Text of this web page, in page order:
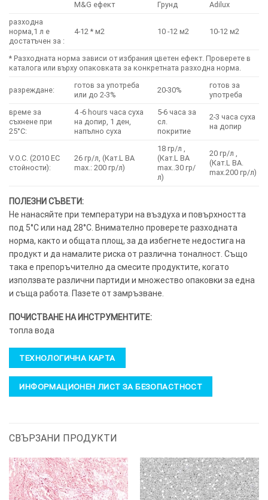
M&G ефект Грунд
Adilux
разходна
норма,1 л е
достатъчен за :
4-12 * м2 10 -12 м2 10-12 м2
* Разходната норма зависи от избрания цветен ефект. Проверете в
каталога или върху опаковката за конкретната разходна норма.
разреждане:
готов за употреба
или до 2-3%
20-30%
готов за
употреба
време за
съхнене при
25°C:
4 -6 hours часа суха
на допир, 1 ден,
напълно суха
5-6 часа за
сл.
покритие
2-3 часа суха
на допир
V.O.C. (2010 EC
стойности):
26 гр/л, (Кат.L BA
max.: 200 гр/л)
18 гр/л ,
(Кат.L BA
max..30 гр/
л)
20 гр/л ,
(Кат.L BA.
max.200 гр/л)
ПОЛЕЗНИ СЪВЕТИ:
Не нанасяйте при температури на въздуха и повърхността
под 5°C или над 28°C. Внимателно проверете разходната
норма, както и общата площ, за да избегнете недостига на
продукт и да намалите риска от различна тоналност. Също
така е препоръчително да смесите продуктите, когато
използвате различни партиди и множество опаковки за една
и съща работа. Пазете от замръзване.
ПОЧИСТВАНЕ НА ИНСТРУМЕНТИТЕ:
топла вода
ТЕХНОЛОГИЧНА КАРТА
ИНФОРМАЦИОНЕН ЛИСТ ЗА БЕЗОПАСТНОСТ
СВЪРЗАНИ ПРОДУКТИ